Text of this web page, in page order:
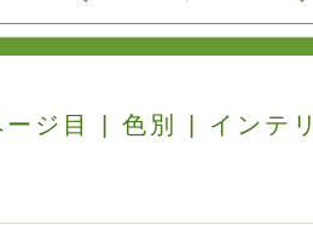
ジ目 | 色別 | インテ